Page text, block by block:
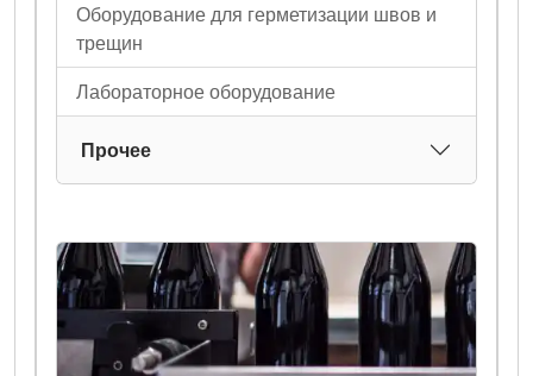
Оборудование для герметизации швов и
трещин
Лабораторное оборудование
Прочее